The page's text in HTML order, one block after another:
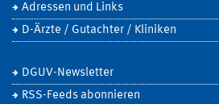
Adressen und Links
D-Ärzte / Gutachter / Kliniken
DGUV-Newsletter
RSS-Feeds abonnieren